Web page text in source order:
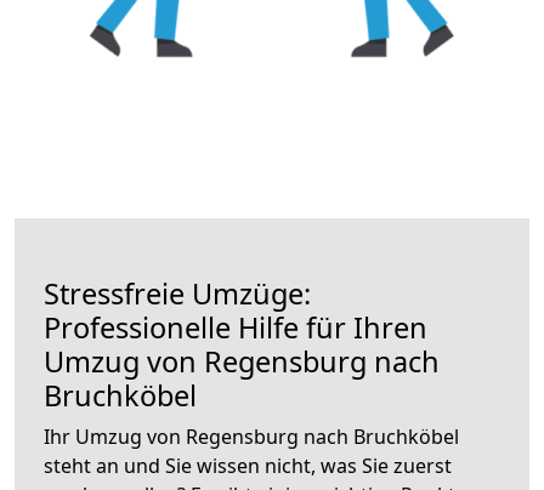
Stressfreie Umzüge:
Professionelle Hilfe für Ihren
Umzug von Regensburg nach
Bruchköbel
Ihr Umzug von Regensburg nach Bruchköbel
steht an und Sie wissen nicht, was Sie zuerst